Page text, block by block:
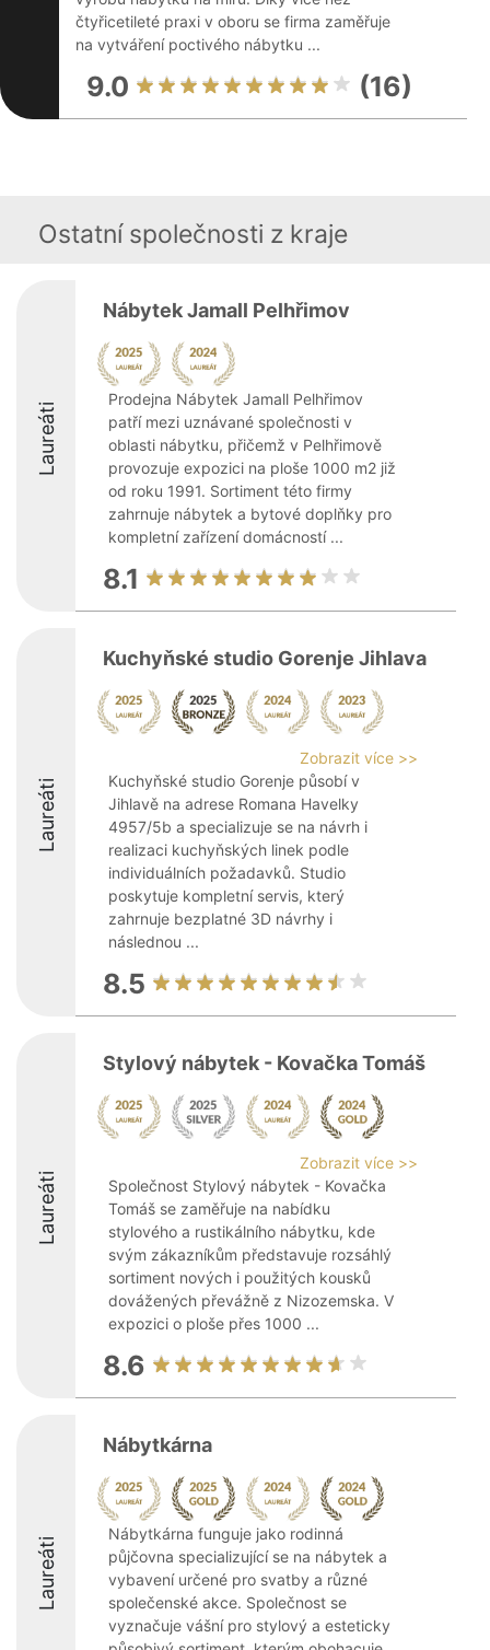
čtyřicetileté praxi v oboru se firma zaměřuje
na vytváření poctivého nábytku ...
9.0 (16)
Ostatní společnosti z kraje
Laureáti
Nábytek Jamall Pelhřimov
Prodejna Nábytek Jamall Pelhřimov
patří mezi uznávané společnosti v
oblasti nábytku, přičemž v Pelhřimově
provozuje expozici na ploše 1000 m2 již
od roku 1991. Sortiment této firmy
zahrnuje nábytek a bytové doplňky pro
kompletní zařízení domácností ...
8.1
Laureáti
Kuchyňské studio Gorenje Jihlava
Zobrazit více >>
Kuchyňské studio Gorenje působí v
Jihlavě na adrese Romana Havelky
4957/5b a specializuje se na návrh i
realizaci kuchyňských linek podle
individuálních požadavků. Studio
poskytuje kompletní servis, který
zahrnuje bezplatné 3D návrhy i
následnou ...
8.5
Laureáti
Stylový nábytek - Kovačka Tomáš
Zobrazit více >>
Společnost Stylový nábytek - Kovačka
Tomáš se zaměřuje na nabídku
stylového a rustikálního nábytku, kde
svým zákazníkům představuje rozsáhlý
sortiment nových i použitých kousků
dovážených převážně z Nizozemska. V
expozici o ploše přes 1000 ...
8.6
Laureáti
Nábytkárna
Nábytkárna funguje jako rodinná
půjčovna specializující se na nábytek a
vybavení určené pro svatby a různé
společenské akce. Společnost se
vyznačuje vášní pro stylový a esteticky